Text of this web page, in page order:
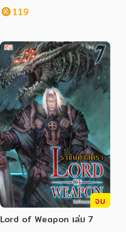
119
จบ
Lord of Weapon เล่ม 7